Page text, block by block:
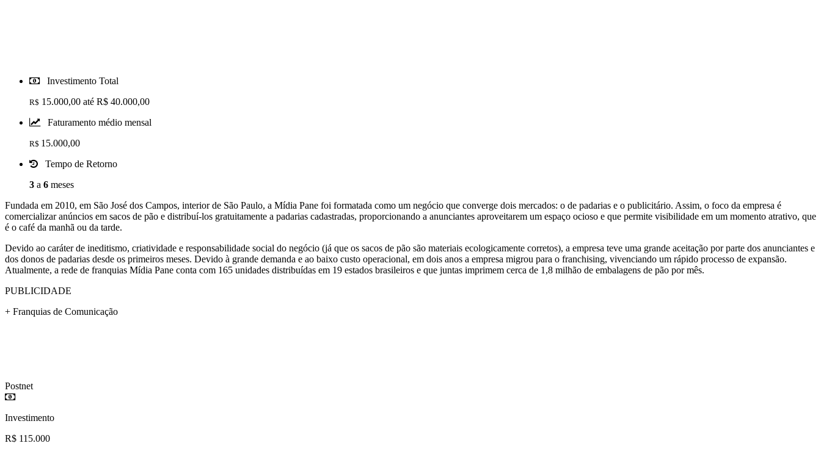
Investimento Total
R$ 15.000,00 até R$ 40.000,00
Faturamento médio mensal
R$ 15.000,00
Tempo de Retorno
3 a 6 meses
Fundada em 2010, em São José dos Campos, interior de São Paulo, a Mídia Pane foi formatada como um negócio que converge dois mercados: o de padarias e o publicitário. Assim, o foco da empresa é
comercializar anúncios em sacos de pão e distribuí-los gratuitamente a padarias cadastradas, proporcionando a anunciantes aproveitarem um espaço ocioso e que permite visibilidade em um momento atrativo, que
é o café da manhã ou da tarde.
Devido ao caráter de ineditismo, criatividade e responsabilidade social do negócio (já que os sacos de pão são materiais ecologicamente corretos), a empresa teve uma grande aceitação por parte dos anunciantes e
dos donos de padarias desde os primeiros meses. Devido à grande demanda e ao baixo custo operacional, em dois anos a empresa migrou para o franchising, vivenciando um rápido processo de expansão.
Atualmente, a rede de franquias Mídia Pane conta com 165 unidades distribuídas em 19 estados brasileiros e que juntas imprimem cerca de 1,8 milhão de embalagens de pão por mês.
PUBLICIDADE
+ Franquias de Comunicação
Postnet
Investimento
R$ 115.000